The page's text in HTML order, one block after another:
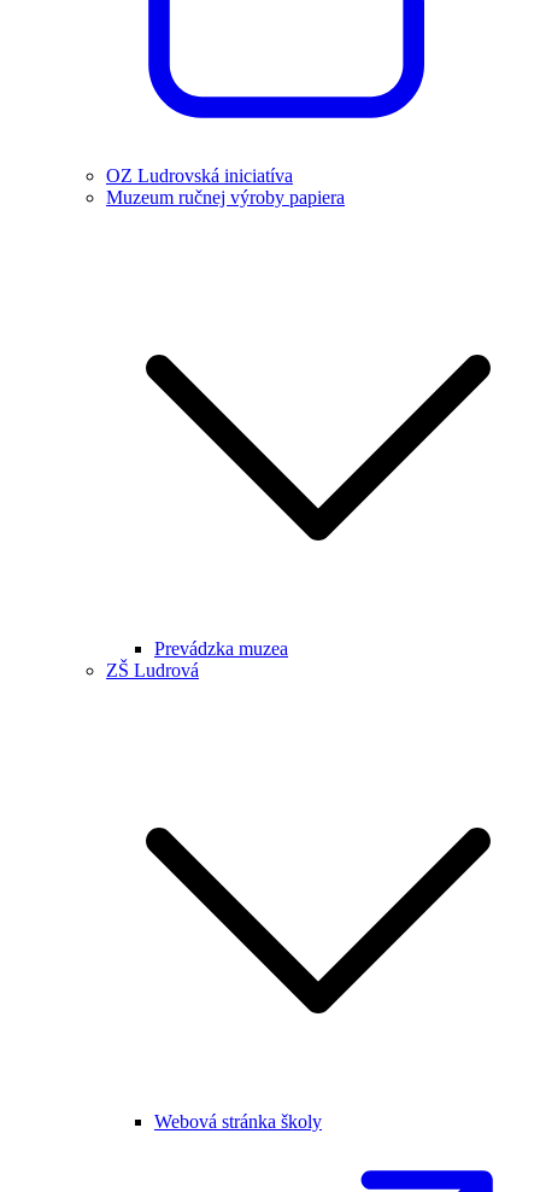
OZ Ludrovská iniciatíva
Muzeum ručnej výroby papiera
Prevádzka muzea
ZŠ Ludrová
Webová stránka školy